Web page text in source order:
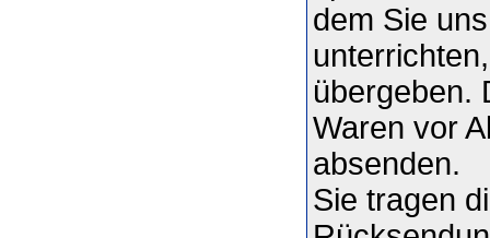
dem Sie
übergeben.
Waren vor
absenden.
Sie tragen